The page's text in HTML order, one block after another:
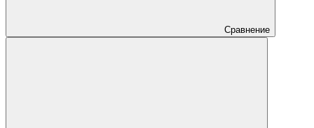
Сравнение